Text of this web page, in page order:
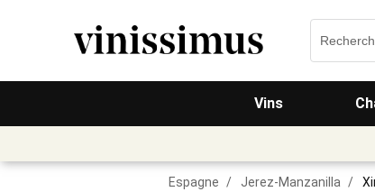
Vins
Espagne / Jerez-Manzanilla /